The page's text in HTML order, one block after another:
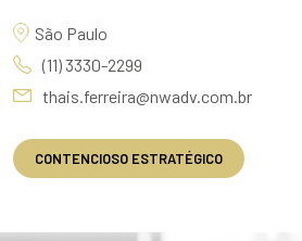
São Paulo
(11) 3330-2299
thais.ferreira@nwadv.com.br
CONTENCIOSO ESTRATÉGICO